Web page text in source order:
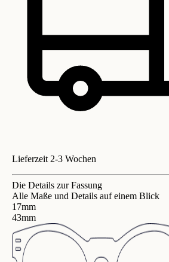
Lieferzeit 2-3 Wochen
Die Details zur Fassung
Alle Maße und Details auf einem Blick
17mm
43mm